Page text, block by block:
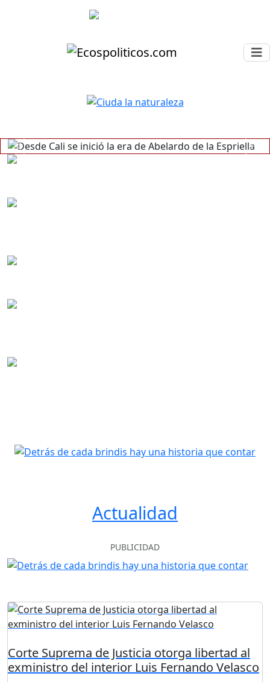
Desde Cali se inició la era de
Previous Next
Actualidad
PUBLICIDAD
Corte Suprema de Justicia otorga libertad al
exministro del interior Luis Fernando Velasco